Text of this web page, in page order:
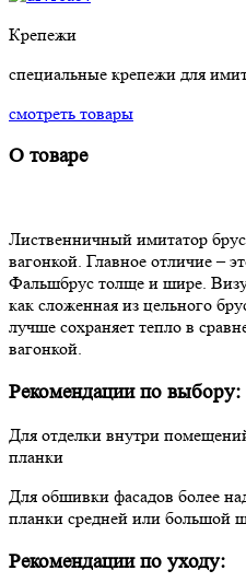
Крепежи
специальные крепежи для
смотреть товары
О товаре
Лиственничный имитатор
вагонкой. Главное отличие –
Фальшбрус толще и шире.
как сложенная из цельного
лучше сохраняет тепло в
вагонкой.
Рекомендации по выбору:
Для отделки внутри
планки
Для обшивки фасадов более
планки средней или большой
Рекомендации по уходу: